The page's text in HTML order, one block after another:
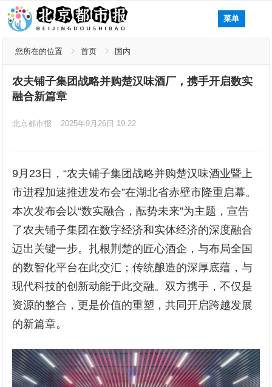
菜单
您所在的位置 首页 国内
农夫铺子集团战略并购楚汉味酒厂，携手开启数实
融合新篇章
北京都市报 2025年9月26日 19:22
9月23日，“农夫铺子集团战略并购楚汉味酒业暨上
市进程加速推进发布会”在湖北省赤壁市隆重启幕。
本次发布会以“数实融合，酝势未来”为主题，宣告
了农夫铺子集团在数字经济和实体经济的深度融合
迈出关键一步。扎根荆楚的匠心酒企，与布局全国
的数智化平台在此交汇；传统酿造的深厚底蕴，与
现代科技的创新动能于此交融。双方携手，不仅是
资源的整合，更是价值的重塑，共同开启跨越发展
的新篇章。